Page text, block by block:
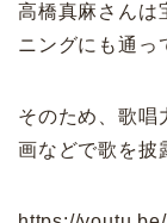
高橋真麻さんは
ニングにも通っ
そのため、歌唱
画などで歌を披